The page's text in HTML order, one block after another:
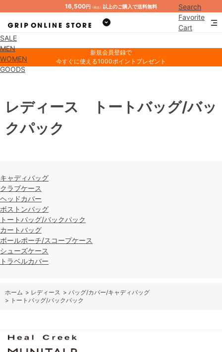
16,500円 （税込） 以上のご購入で送料無料
Search
Favorite
Cart
SALE
MEN
WOMEN
GOODS
新規会員登録で
今すぐに使える1000ポイントプレゼント
レディース トートバッグ/バッ
クパック
キャディバッグ
クラブケース
ヘッドカバー
ボストンバッグ
トートバッグ/バックパック
カートバッグ
ボールポーチ/スコープケース
シューズケース
トラベルカバー
ホーム > レディース > バッグ/カバー/キャディバッグ
> トートバッグ/バックパック